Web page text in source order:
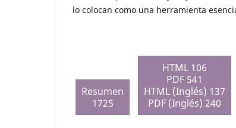
lo colocan como una herramienta
Resumen
1725
HTML 106
PDF 541
HTML (Inglés) 137
PDF (Inglés) 240